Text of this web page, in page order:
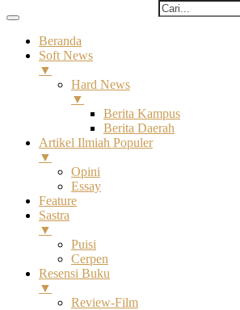
Beranda
Soft News
▼
Hard News
▼
Berita Kampus
Berita Daerah
Artikel Ilmiah Populer
▼
Opini
Essay
Feature
Sastra
▼
Puisi
Cerpen
Resensi Buku
▼
Review-Film